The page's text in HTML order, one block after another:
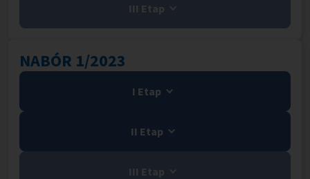
III Etap
NABÓR 1/2023
I Etap
II Etap
III Etap